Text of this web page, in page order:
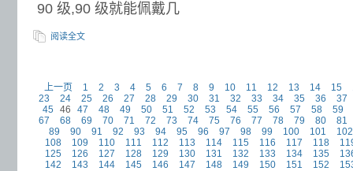
90 级,90 级就能佩戴几
阅读全文
上一页 1 2 3 4 5 6 7 8 9 10 11 12 13 14 15
23
24 25 26 27 28 29 30 31 32 33 34 35 36
37
45
46 47 48 49 50 51 52 53 54 55 56 57 58
59
67
68 69 70 71 72 73 74 75 76 77 78 79 80
81
89
90 91 92 93 94 95 96 97 98 99 100 101
102
108
109 110 111 112 113 114 115 116 117 118
125
126 127 128 129 130 131 132 133 134 135
142
143 144 145 146 147 148 149 150 151 152